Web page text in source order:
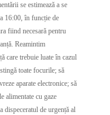
se estimează a se
16:00, în funcție de
fiind necesară pentru
Reamintim
care trebuie luate în cazul
toate focurile; să
aparate electronice; să
alimentate cu gaze
dispeceratul de urgență al